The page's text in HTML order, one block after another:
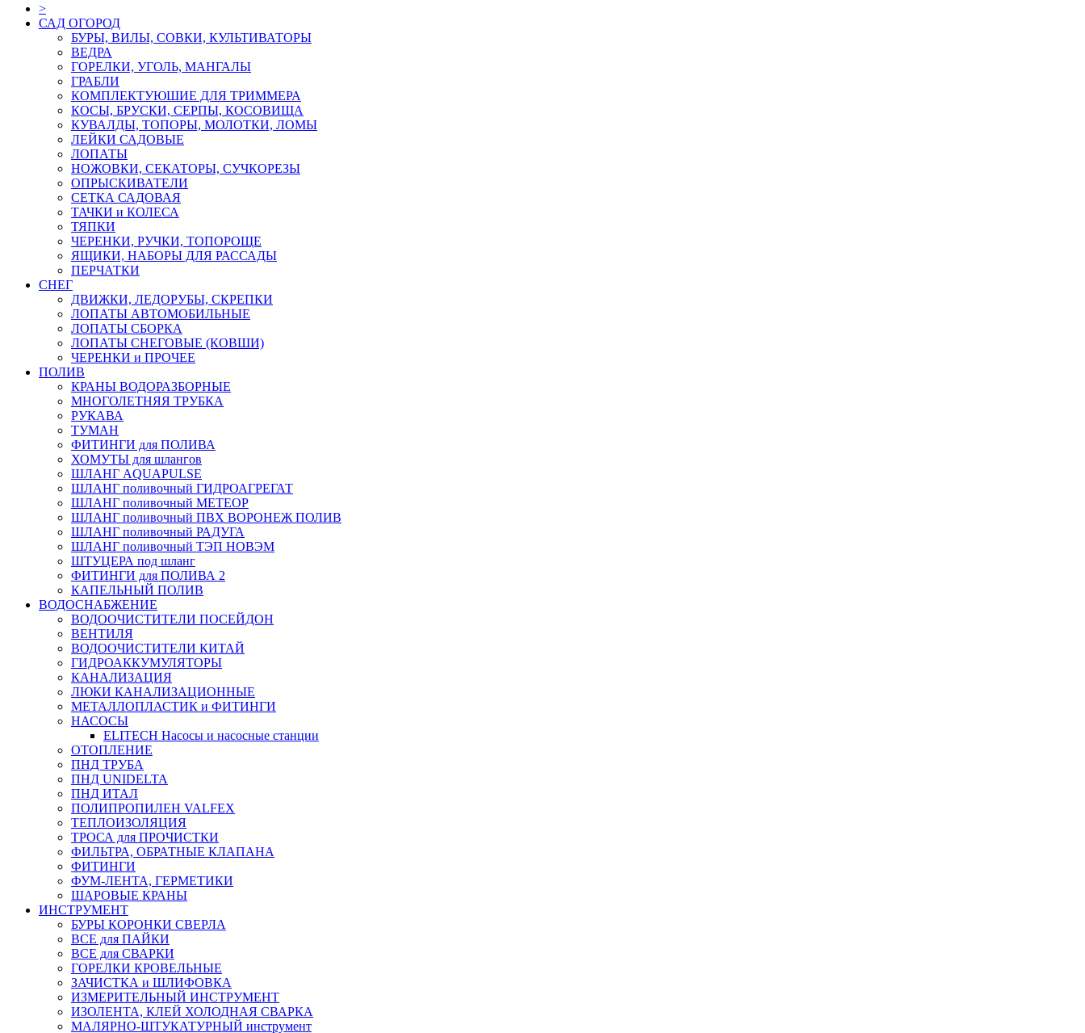
>
САД ОГОРОД
БУРЫ, ВИЛЫ, СОВКИ, КУЛЬТИВАТОРЫ
ВЕДРА
ГОРЕЛКИ, УГОЛЬ, МАНГАЛЫ
ГРАБЛИ
КОМПЛЕКТУЮШИЕ ДЛЯ ТРИММЕРА
КОСЫ, БРУСКИ, СЕРПЫ, КОСОВИЩА
КУВАЛДЫ, ТОПОРЫ, МОЛОТКИ, ЛОМЫ
ЛЕЙКИ САДОВЫЕ
ЛОПАТЫ
НОЖОВКИ, СЕКАТОРЫ, СУЧКОРЕЗЫ
ОПРЫСКИВАТЕЛИ
СЕТКА САДОВАЯ
ТАЧКИ и КОЛЕСА
ТЯПКИ
ЧЕРЕНКИ, РУЧКИ, ТОПОРОЩЕ
ЯЩИКИ, НАБОРЫ ДЛЯ РАССАДЫ
ПЕРЧАТКИ
СНЕГ
ДВИЖКИ, ЛЕДОРУБЫ, СКРЕПКИ
ЛОПАТЫ АВТОМОБИЛЬНЫЕ
ЛОПАТЫ СБОРКА
ЛОПАТЫ СНЕГОВЫЕ (КОВШИ)
ЧЕРЕНКИ и ПРОЧЕЕ
ПОЛИВ
КРАНЫ ВОДОРАЗБОРНЫЕ
МНОГОЛЕТНЯЯ ТРУБКА
РУКАВА
ТУМАН
ФИТИНГИ для ПОЛИВА
ХОМУТЫ для шлангов
ШЛАНГ AQUAPULSE
ШЛАНГ поливочный ГИДРОАГРЕГАТ
ШЛАНГ поливочный МЕТЕОР
ШЛАНГ поливочный ПВХ ВОРОНЕЖ ПОЛИВ
ШЛАНГ поливочный РАДУГА
ШЛАНГ поливочный ТЭП НОВЭМ
ШТУЦЕРА под шланг
ФИТИНГИ для ПОЛИВА 2
КАПЕЛЬНЫЙ ПОЛИВ
ВОДОСНАБЖЕНИЕ
ВОДООЧИСТИТЕЛИ ПОСЕЙДОН
ВЕНТИЛЯ
ВОДООЧИСТИТЕЛИ КИТАЙ
ГИДРОАККУМУЛЯТОРЫ
КАНАЛИЗАЦИЯ
ЛЮКИ КАНАЛИЗАЦИОННЫЕ
МЕТАЛЛОПЛАСТИК и ФИТИНГИ
НАСОСЫ
ELITECH Насосы и насосные станции
ОТОПЛЕНИЕ
ПНД ТРУБА
ПНД UNIDELTA
ПНД ИТАЛ
ПОЛИПРОПИЛЕН VALFEX
ТЕПЛОИЗОЛЯЦИЯ
ТРОСА для ПРОЧИСТКИ
ФИЛЬТРА, ОБРАТНЫЕ КЛАПАНА
ФИТИНГИ
ФУМ-ЛЕНТА, ГЕРМЕТИКИ
ШАРОВЫЕ КРАНЫ
ИНСТРУМЕНТ
БУРЫ КОРОНКИ СВЕРЛА
ВСЕ для ПАЙКИ
ВСЕ для СВАРКИ
ГОРЕЛКИ КРОВЕЛЬНЫЕ
ЗАЧИСТКА и ШЛИФОВКА
ИЗМЕРИТЕЛЬНЫЙ ИНСТРУМЕНТ
ИЗОЛЕНТА, КЛЕЙ ХОЛОДНАЯ СВАРКА
МАЛЯРНО-ШТУКАТУРНЫЙ инструмент